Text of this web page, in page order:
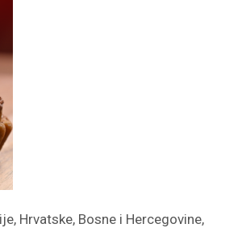
Hrvatske, Bosne i Hercegovine,